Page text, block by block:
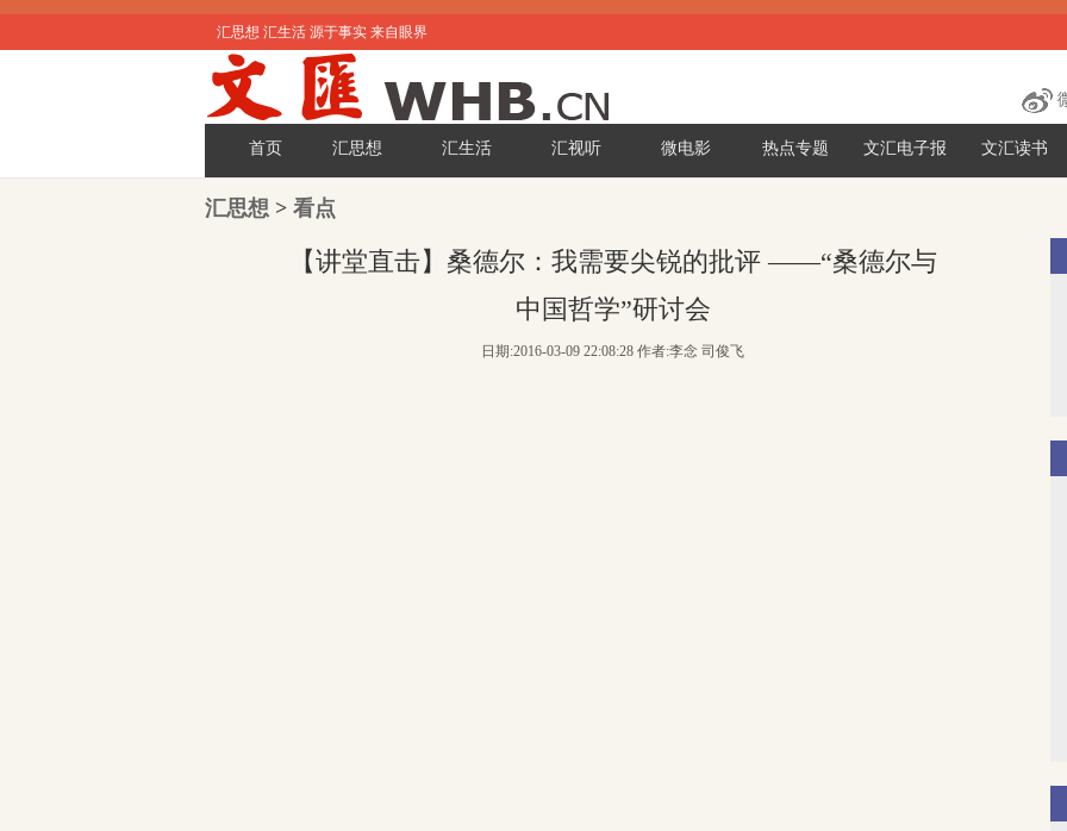
汇思想 汇生活 源于事实 来自眼界
首页 汇思想 汇生活 汇视听 微电影 热点专题 文汇电子报 文汇读书
汇思想 > 看点
【讲堂直击】桑德尔：我需要尖锐的批评 ——“桑德尔与
中国哲学”研讨会
日期:2016-03-09 22:08:28 作者:李念 司俊飞